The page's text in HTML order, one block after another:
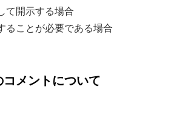
て開示する場合
ることが必要である場合
コメントについて